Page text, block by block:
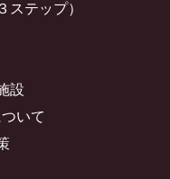
ステップ）
設
いて